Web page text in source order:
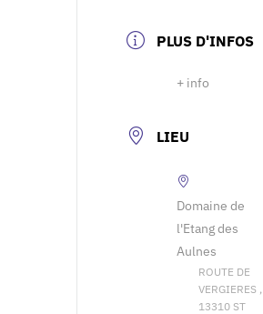
PLUS D'INFOS
+ info
LIEU
Domaine de
l'Etang des
Aulnes
ROUTE DE
VERGIERES ,
13310 ST